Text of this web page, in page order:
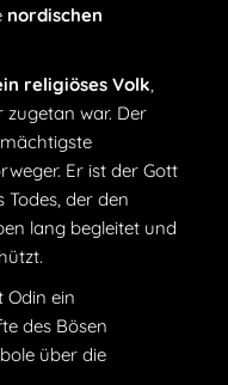
nordischen
religiöses Volk
war. Der
Er ist der Gott
Todes, der den
lang begleitet und
Odin ein
des Bösen
über die